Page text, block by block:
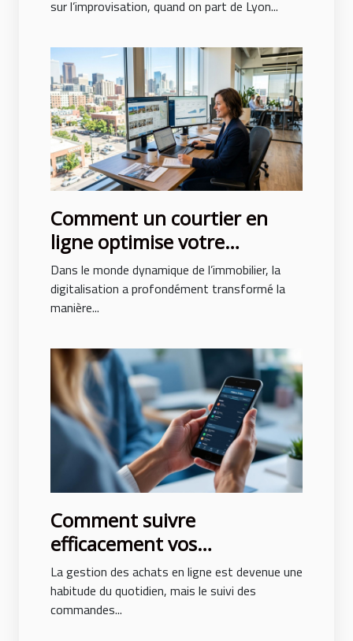
ex ?
sur l’improvisation, quand on part de Lyon...
Comment un courtier en
ligne optimise votre
recherche immobilière ?
Dans le monde dynamique de l’immobilier, la
digitalisation a profondément transformé la
manière...
Comment suivre
efficacement vos
commandes en ligne ?
La gestion des achats en ligne est devenue une
habitude du quotidien, mais le suivi des
commandes...